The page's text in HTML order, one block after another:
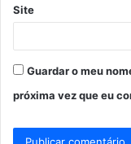
Site
Guardar o meu
próxima vez que eu